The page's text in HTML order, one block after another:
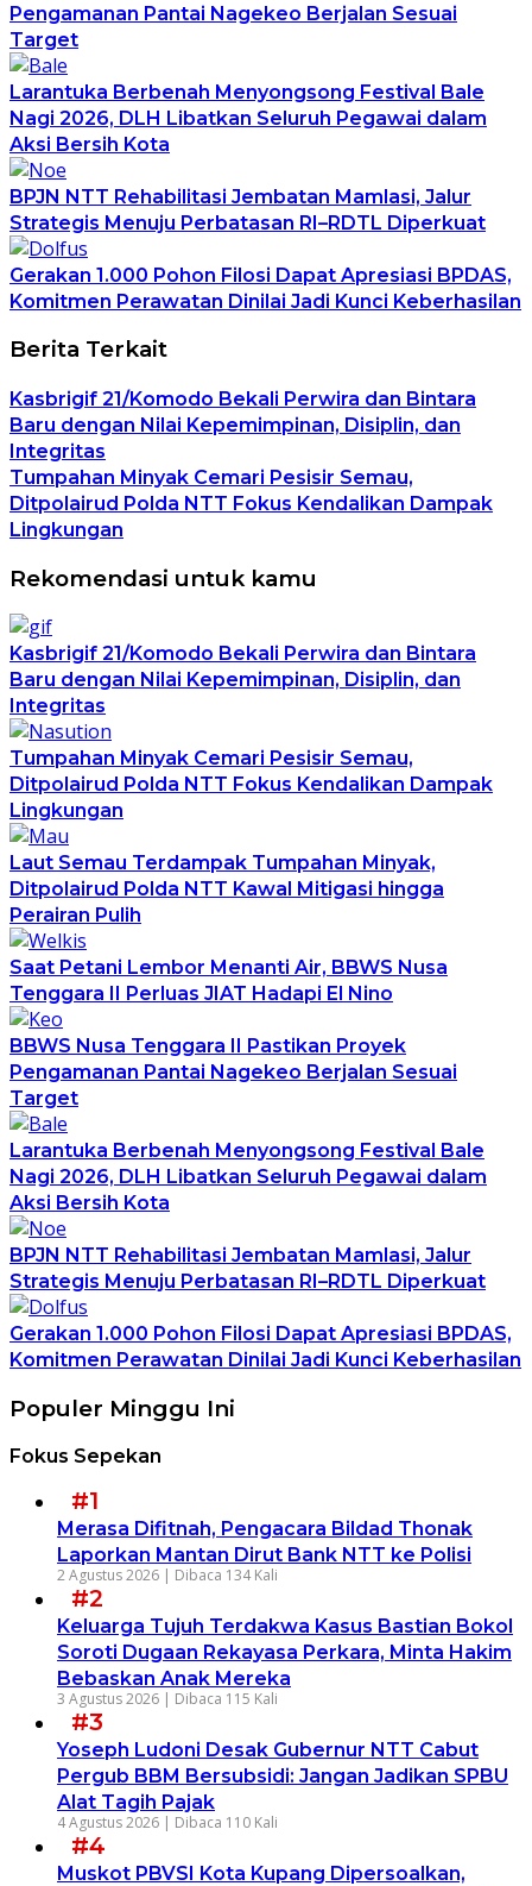
Pengamanan Pantai Nagekeo Berjalan Sesuai
Target
Larantuka Berbenah Menyongsong Festival Bale
Nagi 2026, DLH Libatkan Seluruh Pegawai dalam
Aksi Bersih Kota
BPJN NTT Rehabilitasi Jembatan Mamlasi, Jalur
Strategis Menuju Perbatasan RI–RDTL Diperkuat
Gerakan 1.000 Pohon Filosi Dapat Apresiasi BPDAS,
Komitmen Perawatan Dinilai Jadi Kunci Keberhasilan
Berita Terkait
Kasbrigif 21/Komodo Bekali Perwira dan Bintara
Baru dengan Nilai Kepemimpinan, Disiplin, dan
Integritas
Tumpahan Minyak Cemari Pesisir Semau,
Ditpolairud Polda NTT Fokus Kendalikan Dampak
Lingkungan
Rekomendasi untuk kamu
Kasbrigif 21/Komodo Bekali Perwira dan Bintara
Baru dengan Nilai Kepemimpinan, Disiplin, dan
Integritas
Tumpahan Minyak Cemari Pesisir Semau,
Ditpolairud Polda NTT Fokus Kendalikan Dampak
Lingkungan
Laut Semau Terdampak Tumpahan Minyak,
Ditpolairud Polda NTT Kawal Mitigasi hingga
Perairan Pulih
Saat Petani Lembor Menanti Air, BBWS Nusa
Tenggara II Perluas JIAT Hadapi El Nino
BBWS Nusa Tenggara II Pastikan Proyek
Pengamanan Pantai Nagekeo Berjalan Sesuai
Target
Larantuka Berbenah Menyongsong Festival Bale
Nagi 2026, DLH Libatkan Seluruh Pegawai dalam
Aksi Bersih Kota
BPJN NTT Rehabilitasi Jembatan Mamlasi, Jalur
Strategis Menuju Perbatasan RI–RDTL Diperkuat
Gerakan 1.000 Pohon Filosi Dapat Apresiasi BPDAS,
Komitmen Perawatan Dinilai Jadi Kunci Keberhasilan
Populer Minggu Ini
Fokus Sepekan
#1
Merasa Difitnah, Pengacara Bildad Thonak
Laporkan Mantan Dirut Bank NTT ke Polisi
2 Agustus 2026 | Dibaca 134 Kali
#2
Keluarga Tujuh Terdakwa Kasus Bastian Bokol
Soroti Dugaan Rekayasa Perkara, Minta Hakim
Bebaskan Anak Mereka
3 Agustus 2026 | Dibaca 115 Kali
#3
Yoseph Ludoni Desak Gubernur NTT Cabut
Pergub BBM Bersubsidi: Jangan Jadikan SPBU
Alat Tagih Pajak
4 Agustus 2026 | Dibaca 110 Kali
#4
Muskot PBVSI Kota Kupang Dipersoalkan,